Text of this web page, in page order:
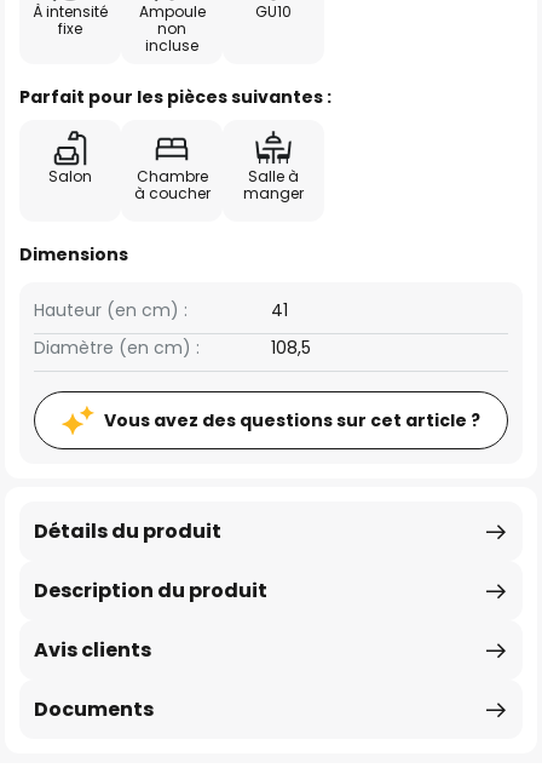
À intensité
fixe
Ampoule
non
incluse
GU10
Parfait pour les pièces suivantes :
Salon
Chambre
à coucher
Salle à
manger
Dimensions
Hauteur (en cm) :
41
Diamètre (en cm) :
108,5
Vous avez des questions sur cet article ?
Description du produit
Détails du produit
Avis clients
Documents